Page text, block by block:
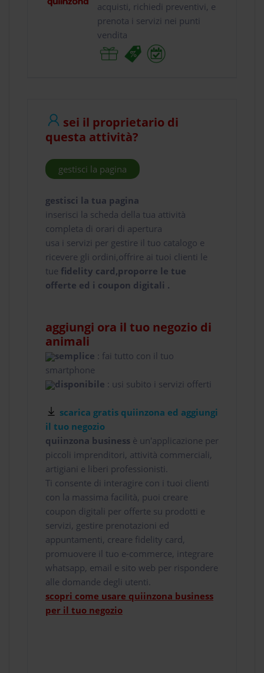
acquisti, richiedi preventivi, e
prenota i servizi nei punti
vendita
sei il proprietario di
questa attività?
gestisci la pagina
gestisci la tua pagina
inserisci la scheda della tua attività
completa di orari di apertura
usa i servizi per gestire il tuo catalogo e
ricevere gli ordini,offrire ai tuoi clienti le
tue fidelity card,proporre le tue
offerte ed i coupon digitali .
aggiungi ora il tuo negozio di
animali
semplice : fai tutto con il tuo
smartphone
disponibile : usi subito i servizi offerti
scarica gratis quiinzona ed aggiungi
il tuo negozio
quiinzona business è un'applicazione per
piccoli imprenditori, attività commerciali,
artigiani e liberi professionisti.
Ti consente di interagire con i tuoi clienti
con la massima facilità, puoi creare
coupon digitali per offerte su prodotti e
servizi, gestire prenotazioni ed
appuntamenti, creare fidelity card,
promuovere il tuo e-commerce, integrare
whatsapp, email e sito web per rispondere
alle domande degli utenti.
scopri come usare quiinzona business
per il tuo negozio